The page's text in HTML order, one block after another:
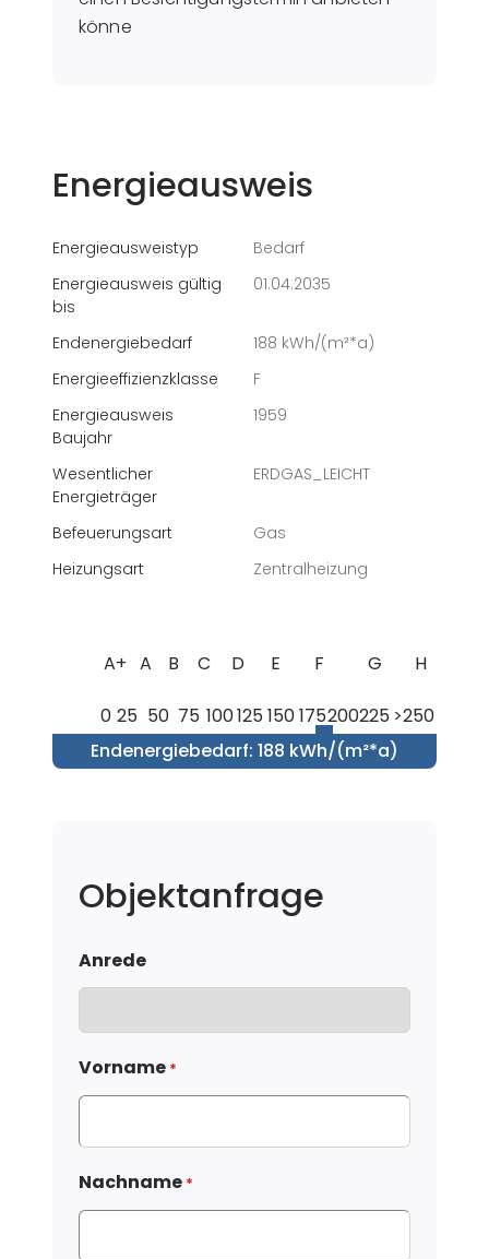
könne
Energieausweis
Energieausweistyp
Bedarf
Energieausweis gültig
bis
01.04.2035
Endenergiebedarf
188 kWh/(m²*a)
Energieeffizienzklasse
F
Energieausweis
Baujahr
1959
Wesentlicher
Energieträger
ERDGAS_LEICHT
Befeuerungsart
Gas
Heizungsart
Zentralheizung
A+ A B C D E F G H
0 25 50 75 100125 150175200225 >250
Endenergiebedarf: 188 kWh/(m²*a)
Objektanfrage
Anrede
Vorname *
Nachname *